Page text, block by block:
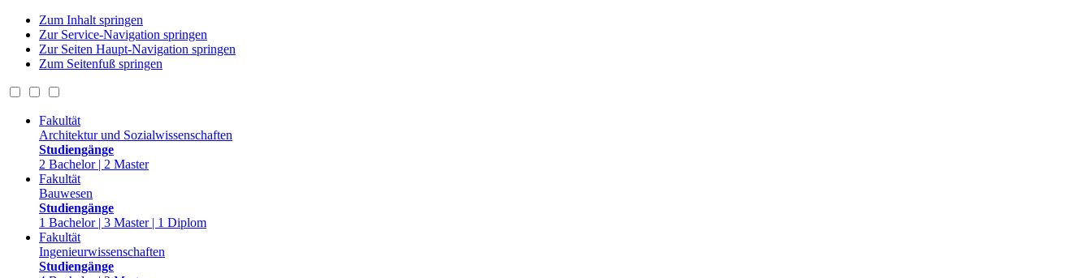
Zum Inhalt springen
Zur Service-Navigation springen
Zur Seiten Haupt-Navigation springen
Zum Seitenfuß springen
Fakultät
Architektur und Sozialwissenschaften
Studiengänge
2 Bachelor | 2 Master
Fakultät
Bauwesen
Studiengänge
1 Bachelor | 3 Master | 1 Diplom
Fakultät
Ingenieurwissenschaften
Studiengänge